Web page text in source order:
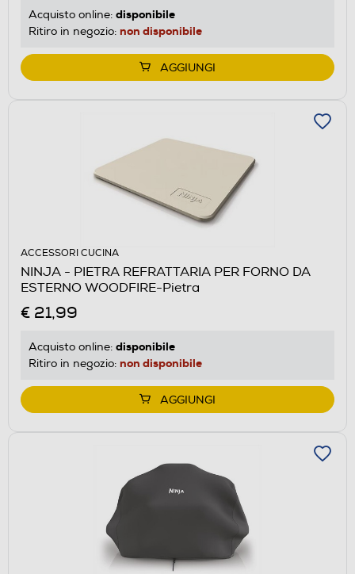
Acquisto online: disponibile
Ritiro in negozio: non disponibile
AGGIUNGI
ACCESSORI CUCINA
NINJA - PIETRA REFRATTARIA PER FORNO DA
ESTERNO WOODFIRE-Pietra
€ 21,99
Acquisto online: disponibile
Ritiro in negozio: non disponibile
AGGIUNGI